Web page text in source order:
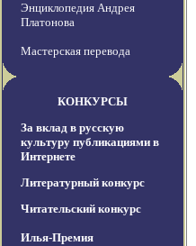
Энциклопедия Андрея
Платонова
Мастерская перевода
КОНКУРСЫ
За вклад в русскую
культуру публикациями в
Интернете
Литературный конкурс
Читательский конкурс
Илья-Премия